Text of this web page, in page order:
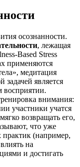
осознанности.
, лежащая
Based Stress
применяются
медитация
задачей является
восприятии.
внимания:
участники учатся
возвращать его,
что уже
практик (например,
на
и достигать